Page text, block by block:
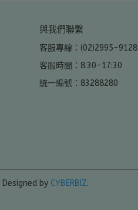
與我們聯繫
客服專線：(02)2995-9128
客服時間：8:30-17:30
統一編號：83288280
Designed by CYBERBIZ.